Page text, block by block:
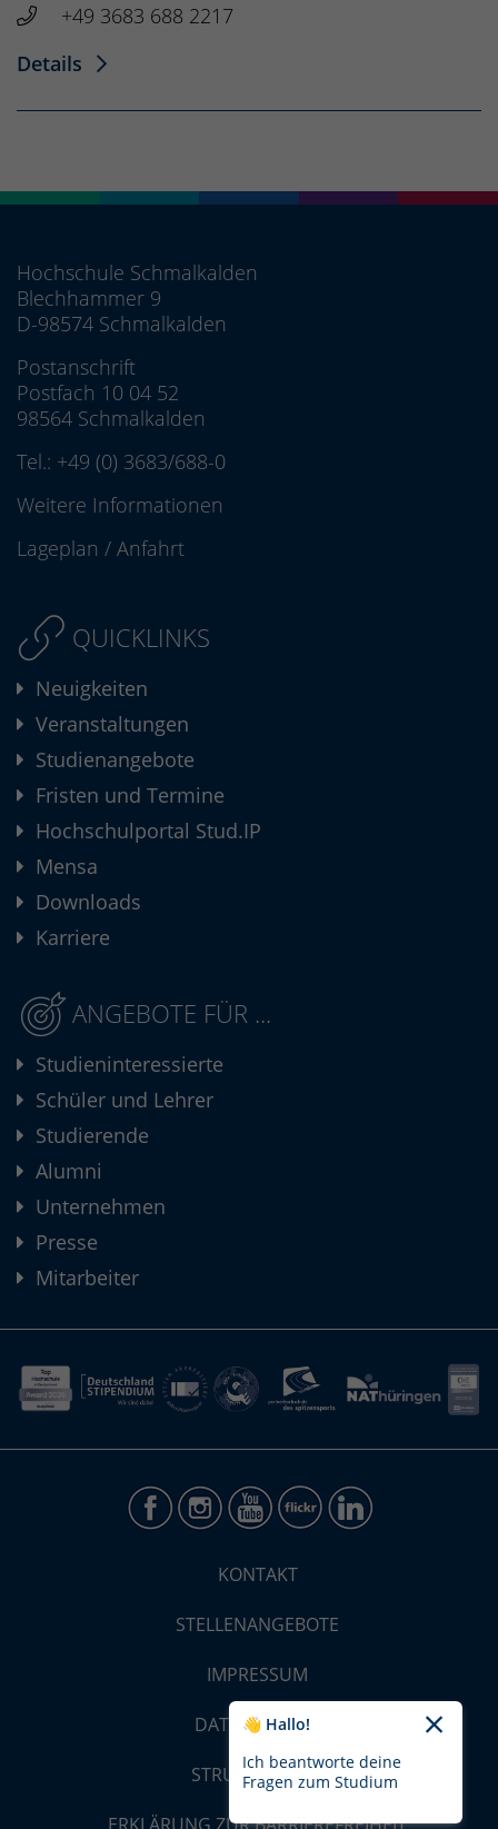
+49 3683 688 2217
Details
Hochschule Schmalkalden
Blechhammer 9
D-98574 Schmalkalden
Postanschrift
Postfach 10 04 52
98564 Schmalkalden
Tel.: +49 (0) 3683/688-0
Weitere Informationen
Lageplan / Anfahrt
QUICKLINKS
Neuigkeiten
Veranstaltungen
Studienangebote
Fristen und Termine
Hochschulportal Stud.IP
Mensa
Downloads
Karriere
ANGEBOTE FÜR ...
Studieninteressierte
Schüler und Lehrer
Studierende
Alumni
Unternehmen
Presse
Mitarbeiter
KONTAKT
STELLENANGEBOTE
IMPRESSUM
DATENSCHUTZ
STRUKTUR-MAP
ERKLÄRUNG ZUR BARRIEREFREIHEIT
👋 Hallo!
Ich beantworte deine
Fragen zum Studium